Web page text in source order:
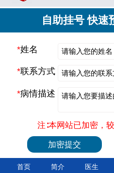
自助挂号 快速
*姓名
*联系方式
*病情描述
注∶本网站已加密，
首页 简介 医生